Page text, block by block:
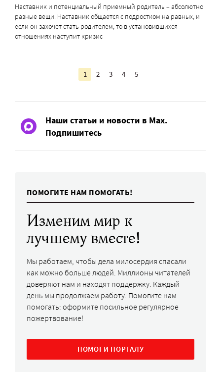
Наставник и потенциальный приемный родитель – абсолютно
разные вещи. Наставник общается с подростком на равных, и
если он захочет стать родителем, то в установившихся
отношениях наступит кризис
1 2 3 4 5
Наши статьи и новости в Max.
Подпишитесь
ПОМОГИТЕ НАМ ПОМОГАТЬ!
Изменим мир к
лучшему вместе!
Мы работаем, чтобы дела милосердия спасали
как можно больше людей. Миллионы читателей
доверяют нам и находят поддержку. Каждый
день мы продолжаем работу. Помогите нам
помогать: оформите посильное регулярное
пожертвование!
ПОМОГИ ПОРТАЛУ